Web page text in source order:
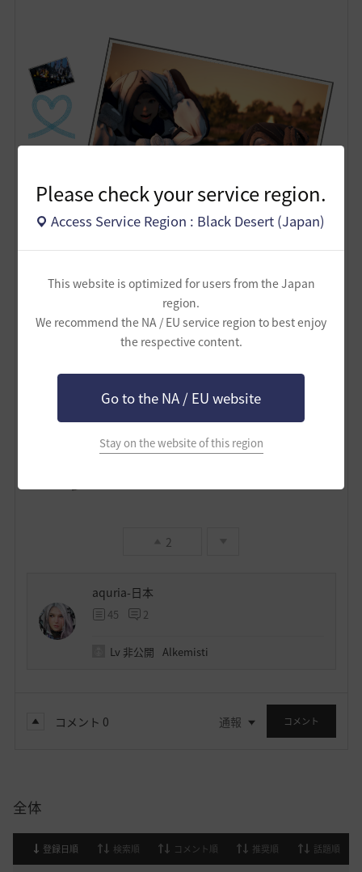
Please check your service region.
Access Service Region : Black Desert (Japan)
This website is optimized for users from the Japan
region.
We recommend the NA / EU service region to best enjoy
the respective content.
Go to the NA / EU website
Stay on the website of this region
2
aquria-日本
45 2
Lv 非公開 Alkemisti
コメント 0 通報 コメント
全体
登録日順 検索順 コメント順 推奨順 話題順